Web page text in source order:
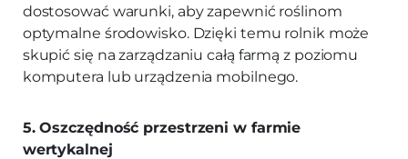
dostosować warunki, aby zapewnić roślinom
optymalne środowisko. Dzięki temu rolnik może
skupić się na zarządzaniu całą farmą z poziomu
komputera lub urządzenia mobilnego.
5. Oszczędność przestrzeni w farmie
wertykalnej